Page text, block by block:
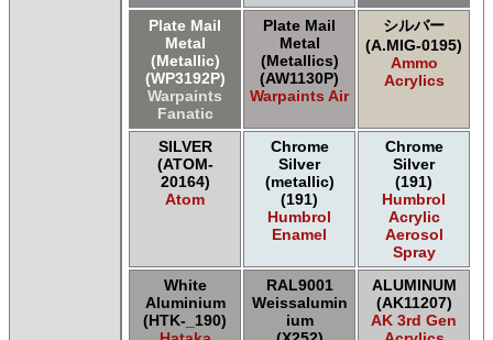
Plate Mail
Metal
(Metallic)
(WP3192P)
Warpaints
Fanatic
Plate Mail
Metal
(Metallics)
(AW1130P)
Warpaints Air
シルバー
(A.MIG-0195)
Ammo
Acrylics
SILVER
(ATOM-
20164)
Atom
Chrome
Silver
(metallic)
(191)
Humbrol
Enamel
Chrome
Silver
(191)
Humbrol
Acrylic
Aerosol
Spray
White
Aluminium
(HTK-_190)
RAL9001
Weissalumin
ium
ALUMINUM
(AK11207)
AK 3rd Gen